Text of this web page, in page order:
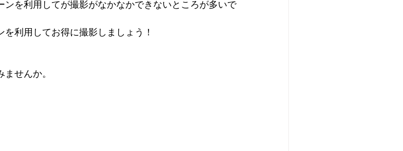
を利用してが撮影がなかなかできないところが多いで
利用してお得に撮影しましょう！
せんか。